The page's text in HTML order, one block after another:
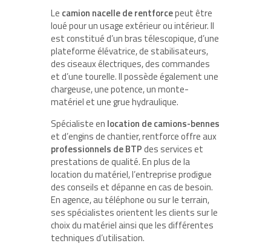
Le camion nacelle de rentforcepeut être
loué pour un usage extérieur ou intérieur. Il
est constitué d’un bras télescopique, d’une
plateforme élévatrice, de stabilisateurs,
des ciseaux électriques, des commandes
et d’une tourelle. Il possède également une
chargeuse, une potence, un monte-
matériel et une grue hydraulique.
Spécialiste en location de camions-bennes
et d’engins de chantier, rentforce offre aux
professionnels de BTPdes services et
prestations de qualité. En plus de la
location du matériel, l’entreprise prodigue
des conseils et dépanne en cas de besoin.
En agence, au téléphone ou sur le terrain,
ses spécialistes orientent les clients sur le
choix du matériel ainsi que les différentes
techniques d’utilisation.